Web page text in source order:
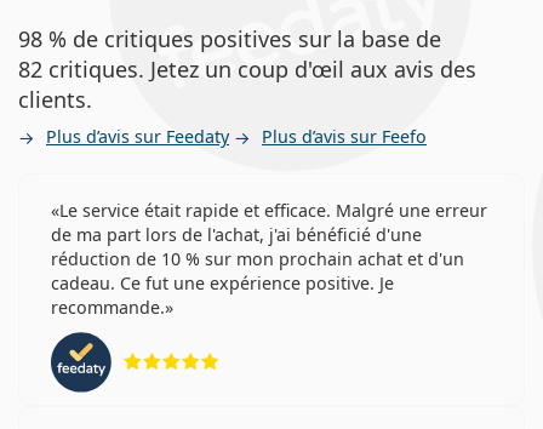
98 % de critiques positives sur la base de
82 critiques. Jetez un coup d'œil aux avis des
clients.
Plus d’avis sur Feedaty Plus d’avis sur Feefo
Le service était rapide et efficace. Malgré une erreur
de ma part lors de l'achat, j'ai bénéficié d'une
réduction de 10 % sur mon prochain achat et d'un
cadeau. Ce fut une expérience positive. Je
recommande.